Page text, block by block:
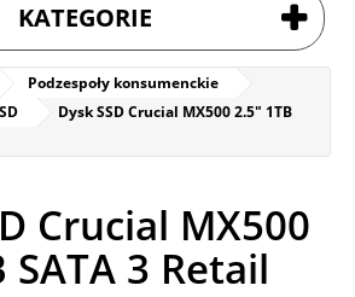
KATEGORIE
Podzespoły konsumenckie
Dysk SSD Crucial MX500 2.5" 1TB
Crucial MX500
SATA 3 Retail